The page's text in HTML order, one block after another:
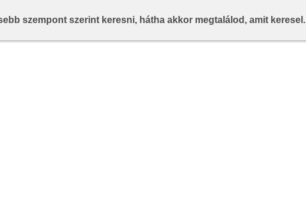
szempont szerint keresni, hátha akkor megtalálod, amit keresel.